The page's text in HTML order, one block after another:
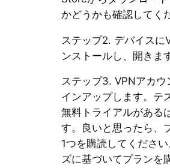
かどうかも確認してく
ステップ2. デバイスに
ンストールし、開きま
ステップ3. VPNアカウ
インアップします。テ
無料トライアルがある
す。良いと思ったら、
1つを購読してくださ
ズに基づいてプランを